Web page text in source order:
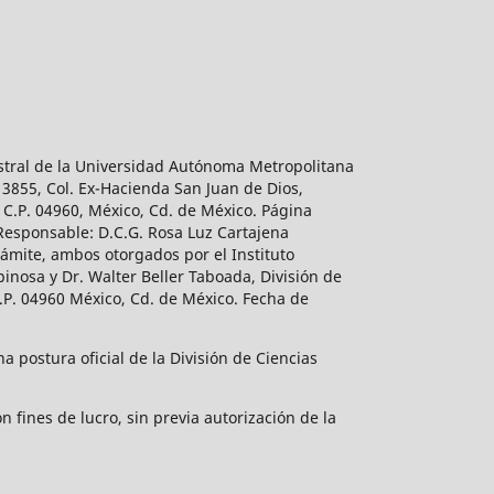
de la Universidad Autónoma Metropolitana
Col. Ex-Hacienda San Juan de Dios,
04960, México, Cd. de México. Página
D.C.G. Rosa Luz Cartajena
ambos otorgados por el Instituto
y Dr. Walter Beller Taboada, División de
04960 México, Cd. de México. Fecha de
postura oficial de la División de Ciencias
fines de lucro, sin previa autorización de la